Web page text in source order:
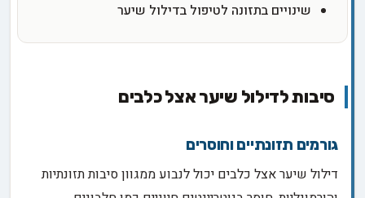
שינויים בתזונה לטיפול בדילול שיער
סיבות לדילול שיער אצל כלבים
גורמים תזונתיים וחוסרים
דילול שיער אצל כלבים יכול לנבוע ממגוון סיבות תזונתיות